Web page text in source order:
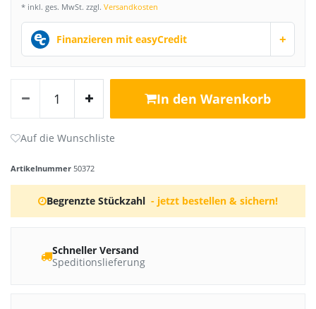
* inkl. ges. MwSt. zzgl. Versandkosten
Finanzieren mit easyCredit +
In den Warenkorb
Artikelnummer 50372
Begrenzte Stückzahl - jetzt bestellen & sichern!
Schneller Versand
Speditionslieferung